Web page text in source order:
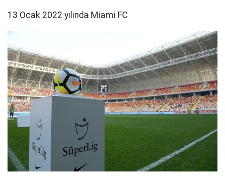
13 Ocak 2022 yılında Miami FC